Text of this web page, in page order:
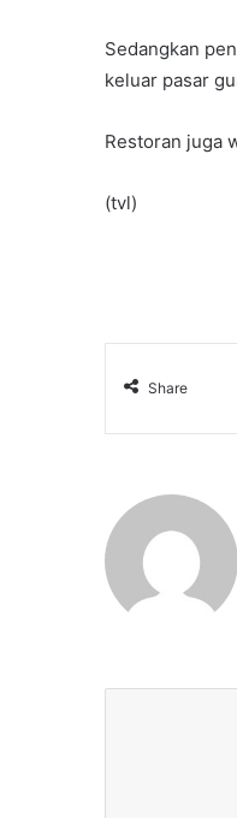
Sedangkan
keluar pasar
Restoran juga
(tvl)
Share